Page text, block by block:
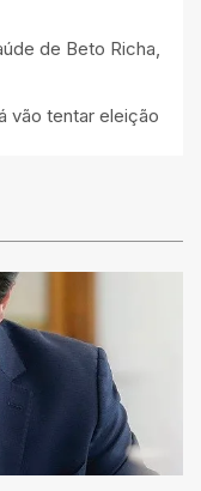
de Beto Richa,
vão tentar eleição